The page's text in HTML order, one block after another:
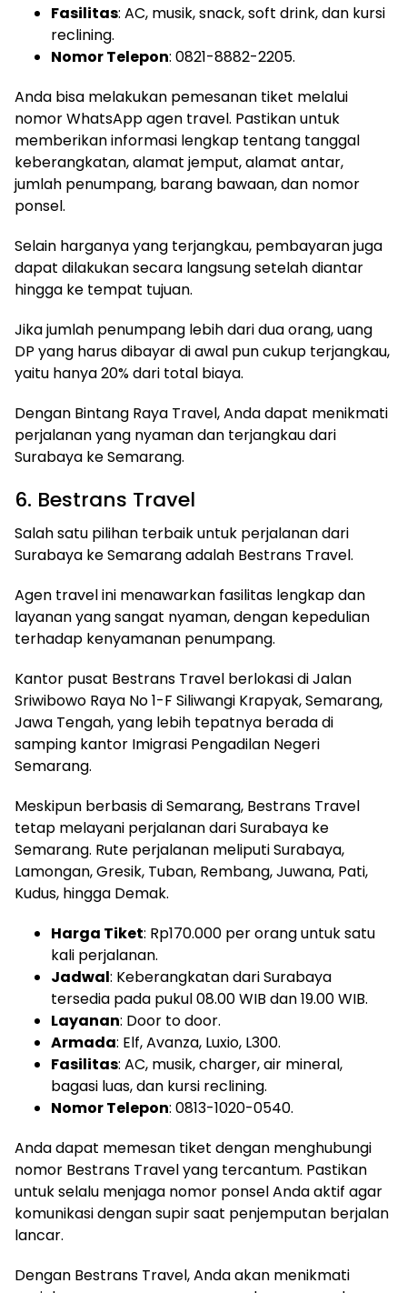
Fasilitas: AC, musik, snack, soft drink, dan kursi
reclining.
Nomor Telepon: 0821-8882-2205.
Anda bisa melakukan pemesanan tiket melalui
nomor WhatsApp agen travel. Pastikan untuk
memberikan informasi lengkap tentang tanggal
keberangkatan, alamat jemput, alamat antar,
jumlah penumpang, barang bawaan, dan nomor
ponsel.
Selain harganya yang terjangkau, pembayaran juga
dapat dilakukan secara langsung setelah diantar
hingga ke tempat tujuan.
Jika jumlah penumpang lebih dari dua orang, uang
DP yang harus dibayar di awal pun cukup terjangkau,
yaitu hanya 20% dari total biaya.
Dengan Bintang Raya Travel, Anda dapat menikmati
perjalanan yang nyaman dan terjangkau dari
Surabaya ke Semarang.
6. Bestrans Travel
Salah satu pilihan terbaik untuk perjalanan dari
Surabaya ke Semarang adalah Bestrans Travel.
Agen travel ini menawarkan fasilitas lengkap dan
layanan yang sangat nyaman, dengan kepedulian
terhadap kenyamanan penumpang.
Kantor pusat Bestrans Travel berlokasi di Jalan
Sriwibowo Raya No 1-F Siliwangi Krapyak, Semarang,
Jawa Tengah, yang lebih tepatnya berada di
samping kantor Imigrasi Pengadilan Negeri
Semarang.
Meskipun berbasis di Semarang, Bestrans Travel
tetap melayani perjalanan dari Surabaya ke
Semarang. Rute perjalanan meliputi Surabaya,
Lamongan, Gresik, Tuban, Rembang, Juwana, Pati,
Kudus, hingga Demak.
Harga Tiket: Rp170.000 per orang untuk satu
kali perjalanan.
Jadwal: Keberangkatan dari Surabaya
tersedia pada pukul 08.00 WIB dan 19.00 WIB.
Layanan: Door to door.
Armada: Elf, Avanza, Luxio, L300.
Fasilitas: AC, musik, charger, air mineral,
bagasi luas, dan kursi reclining.
Nomor Telepon: 0813-1020-0540.
Anda dapat memesan tiket dengan menghubungi
nomor Bestrans Travel yang tercantum. Pastikan
untuk selalu menjaga nomor ponsel Anda aktif agar
komunikasi dengan supir saat penjemputan berjalan
lancar.
Dengan Bestrans Travel, Anda akan menikmati